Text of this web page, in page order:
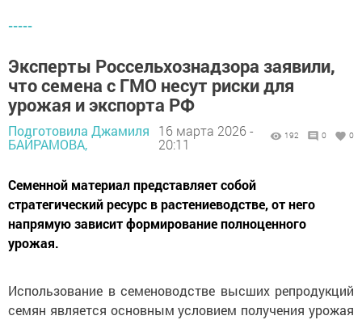
-----
Эксперты Россельхознадзора заявили,
что семена с ГМО несут риски для
урожая и экспорта РФ
Подготовила Джамиля
БАЙРАМОВА,
16 марта 2026 -
20:11
192 0 0
Семенной материал представляет собой
стратегический ресурс в растениеводстве, от него
напрямую зависит формирование полноценного
урожая.
Использование в семеноводстве высших репродукций
семян является основным условием получения урожая